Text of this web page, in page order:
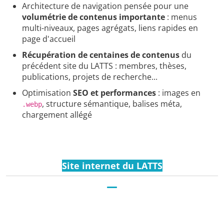
Architecture de navigation pensée pour une
volumétrie de contenus importante : menus
multi-niveaux, pages agrégats, liens rapides en
page d'accueil
Récupération de centaines de contenus du
précédent site du LATTS : membres, thèses,
publications, projets de recherche...
Optimisation SEO et performances : images en
.webp, structure sémantique, balises méta,
chargement allégé
Site internet du LATTS